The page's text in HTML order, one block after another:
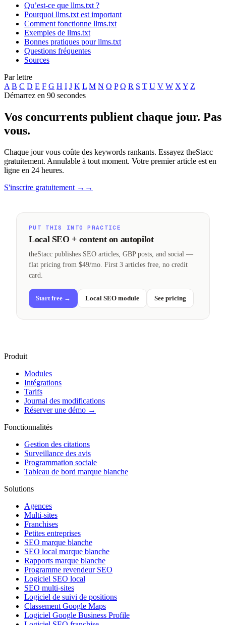
Qu’est-ce que llms.txt ?
Pourquoi llms.txt est important
Comment fonctionne llms.txt
Exemples de llms.txt
Bonnes pratiques pour llms.txt
Questions fréquentes
Sources
Par lettre
A B C D E F G H I J K L M N O P Q R S T U V W X Y Z
Démarrez en 90 secondes
Vos concurrents publient chaque jour. Pas
vous.
Chaque jour vous coûte des keywords rankants. Essayez theStacc
gratuitement. Annulable à tout moment. Votre premier article est en
ligne en 24 heures.
S'inscrire gratuitement → →
PUT THIS INTO PRACTICE
Local SEO + content on autopilot
theStacc publishes SEO articles, GBP posts, and social —
flat pricing from $49/mo. First 3 articles free, no credit
card.
Start free → Local SEO module See pricing
Produit
Modules
Intégrations
Tarifs
Journal des modifications
Réserver une démo →
Fonctionnalités
Gestion des citations
Surveillance des avis
Programmation sociale
Tableau de bord marque blanche
Solutions
Agences
Multi-sites
Franchises
Petites entreprises
SEO marque blanche
SEO local marque blanche
Rapports marque blanche
Programme revendeur SEO
Logiciel SEO local
SEO multi-sites
Logiciel de suivi de positions
Classement Google Maps
Logiciel Google Business Profile